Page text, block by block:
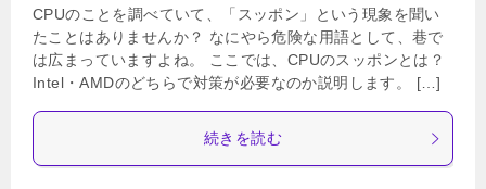
CPUのことを調べていて、「スッポン」という現象を聞い
たことはありませんか？ なにやら危険な用語として、巷で
は広まっていますよね。 ここでは、CPUのスッポンとは？
Intel・AMDのどちらで対策が必要なのか説明します。 […]
続きを読む